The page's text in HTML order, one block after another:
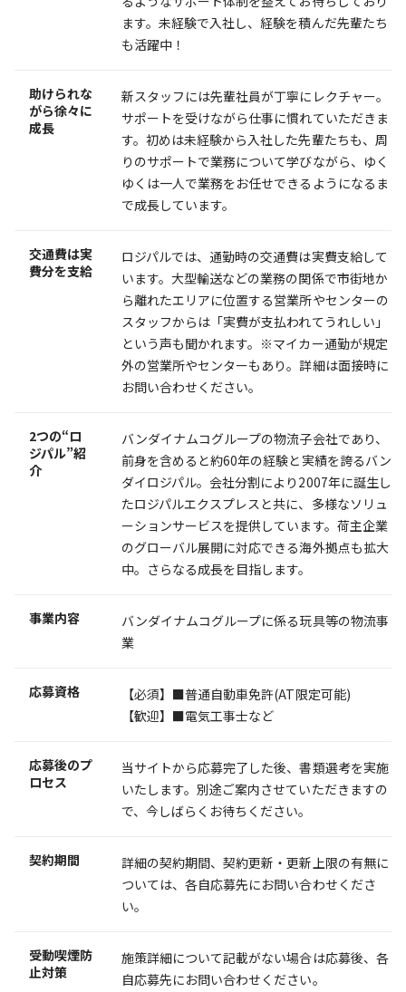
ます。未経験で入社し、経験を積んだ先輩たち
も活躍中！
助けられな
がら徐々に
成長
新スタッフには先輩社員が丁寧にレクチャー。
サポートを受けながら仕事に慣れていただきま
す。初めは未経験から入社した先輩たちも、周
りのサポートで業務について学びながら、ゆく
ゆくは一人で業務をお任せできるようになるま
で成長しています。
交通費は実
費分を支給
ロジパルでは、通勤時の交通費は実費支給して
います。大型輸送などの業務の関係で市街地か
ら離れたエリアに位置する営業所やセンターの
スタッフからは「実費が支払われてうれしい」
という声も聞かれます。※マイカー通勤が規定
外の営業所やセンターもあり。詳細は面接時に
お問い合わせください。
2つの“ロ
ジパル”紹
介
バンダイナムコグループの物流子会社であり、
前身を含めると約60年の経験と実績を誇るバン
ダイロジパル。会社分割により2007年に誕生し
たロジパルエクスプレスと共に、多様なソリュ
ーションサービスを提供しています。荷主企業
のグローバル展開に対応できる海外拠点も拡大
中。さらなる成長を目指します。
事業内容
バンダイナムコグループに係る玩具等の物流事
業
応募資格
【必須】■普通自動車免許(AT限定可能)
【歓迎】■電気工事士など
応募後のプ
ロセス
当サイトから応募完了した後、書類選考を実施
いたします。別途ご案内させていただきますの
で、今しばらくお待ちください。
契約期間
詳細の契約期間、契約更新・更新上限の有無に
ついては、各自応募先にお問い合わせくださ
い。
受動喫煙防
止対策
施策詳細について記載がない場合は応募後、各
自応募先にお問い合わせください。